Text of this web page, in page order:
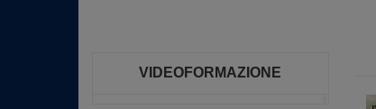
VIDEOFORMAZIONE